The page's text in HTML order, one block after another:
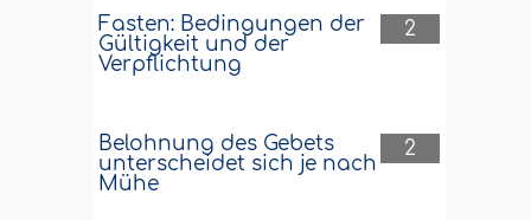
2
Fasten: Bedingungen der
Gültigkeit und der
Verpflichtung
2
Belohnung des Gebets
unterscheidet sich je nach
Mühe